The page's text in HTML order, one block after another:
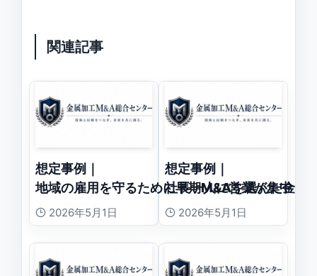
関連記事
想定事例｜
地域の雇用を守るために早期M&Aを選んだ金属
2026年5月1日
想定事例｜
社長一人に営業が集中し
2026年5月1日